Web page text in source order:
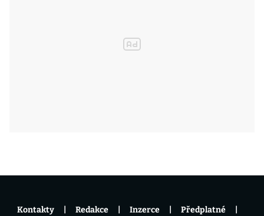
Kontakty Redakce Inzerce Předplatné